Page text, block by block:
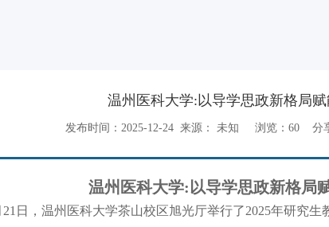
温州医科大学:以导学思政新格局
发布时间：2025-12-24 来源： 未知 浏览： 60 分
温州医科大学:以导学思政新格局
21日，温州医科大学茶山校区旭光厅举行了2025年研究